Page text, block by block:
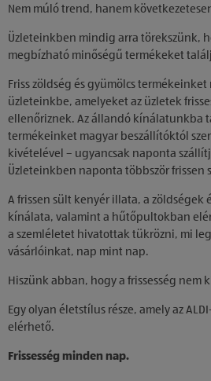
Nem múló trend, hanem
Üzleteinkben mindig arra törekszünk,
megbízható minőségű termékeket
Friss zöldség és gyümölcs
üzleteinkbe, amelyeket az üzletek
ellenőriznek. Az állandó kínálatunkba
termékeinket magyar beszállítóktól
kivételével – ugyancsak naponta
Üzleteinkben naponta többször
A frissen sült kenyér illata, a zöldségek
kínálata, valamint a hűtőpultokban
a szemléletet hivatottak tükrözni, mi
vásárlóinkat, nap mint nap.
Hiszünk abban, hogy a frissesség nem
Egy olyan életstílus része, amely az
elérhető.
Frissesség minden nap.